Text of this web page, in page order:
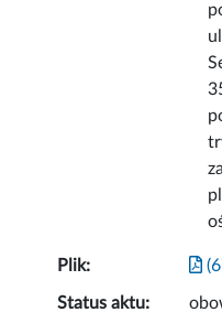
Plik:
Status aktu: